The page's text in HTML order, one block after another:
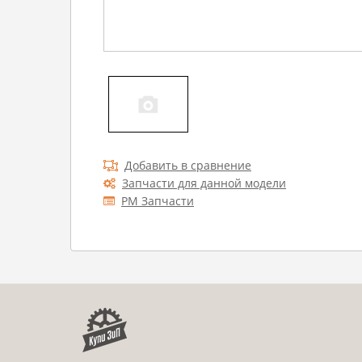
Добавить в сравнение
Запчасти для данной модели
РМ Запчасти